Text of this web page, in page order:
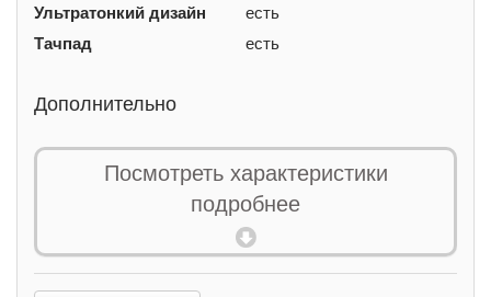
Ультратонкий дизайн
есть
Тачпад
есть
Дополнительно
Особенности
для планшета Microsoft
Surface Pro X/Pro 8/9
Производитель: Microsoft
Посмотреть характеристики
подробнее